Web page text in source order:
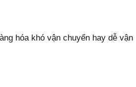
hóa khó vận chuyển hay dễ vận